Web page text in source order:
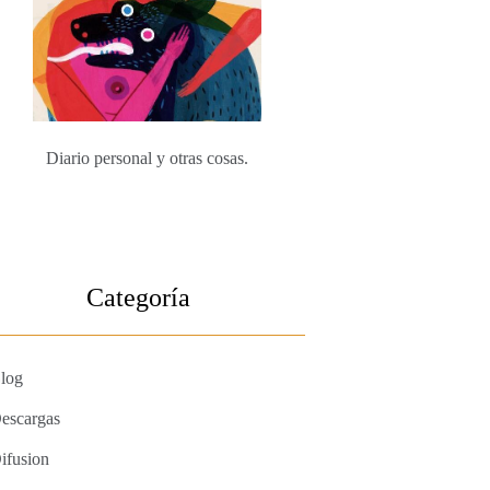
Diario personal y otras cosas.
Categoría